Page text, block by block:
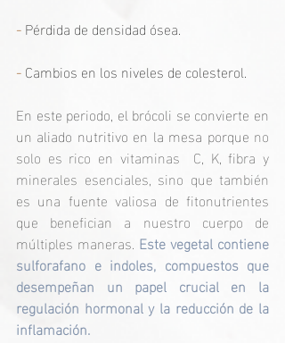
- Pérdida de densidad ósea.
- Cambios en los niveles de colesterol.
En este periodo, el brócoli se convierte en
un aliado nutritivo en la mesa porque no
solo es rico en vitaminas  C, K, fibra y
minerales esenciales, sino que también
es una fuente valiosa de fitonutrientes
que benefician a nuestro cuerpo de
múltiples maneras. Este vegetal contiene
sulforafano e indoles, compuestos que
desempeñan un papel crucial en la
regulación hormonal y la reducción de la
inflamación.